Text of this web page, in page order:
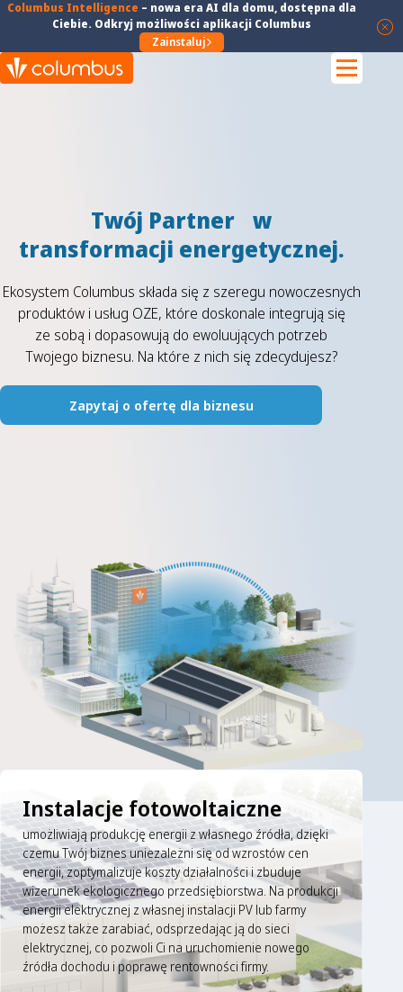
Columbus Intelligence – nowa era AI dla domu, dostępna dla
Ciebie. Odkryj możliwości aplikacji Columbus
Zainstaluj
Twój Partner w
transformacji energetycznej.
Ekosystem Columbus składa się z szeregu nowoczesnych
produktów i usług OZE, które doskonale integrują się
ze sobą i dopasowują do ewoluujących potrzeb
Twojego biznesu. Na które z nich się zdecydujesz?
Zapytaj o ofertę dla biznesu
Instalacje fotowoltaiczne
umożliwiają produkcję energii z własnego źródła, dzięki
czemu Twój biznes uniezależni się od wzrostów cen
energii, zoptymalizuje koszty działalności i zbuduje
wizerunek ekologicznego przedsiębiorstwa. Na produkcji
energii elektrycznej z własnej instalacji PV lub farmy
możesz także zarabiać, odsprzedając ją do sieci
elektrycznej, co pozwoli Ci na uruchomienie nowego
źródła dochodu i poprawę rentowności firmy.